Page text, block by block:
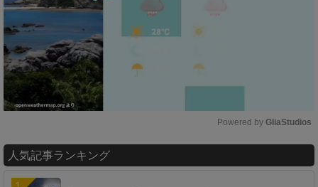
u
Powered by GliaStudios
人気記事ランキング